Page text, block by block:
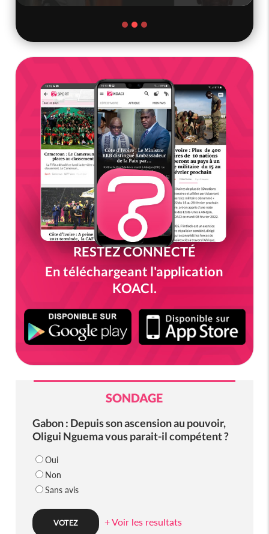
RESTEZ CONNECTÉ
En téléchargeant l'application
KOACI.
SONDAGE
Gabon : Depuis son ascension au pouvoir,
Oligui Nguema vous parait-il compétent ?
Oui
Non
Sans avis
+ Voir les resultats